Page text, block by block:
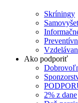
Skríningy
Ako podporiť
2% z dane